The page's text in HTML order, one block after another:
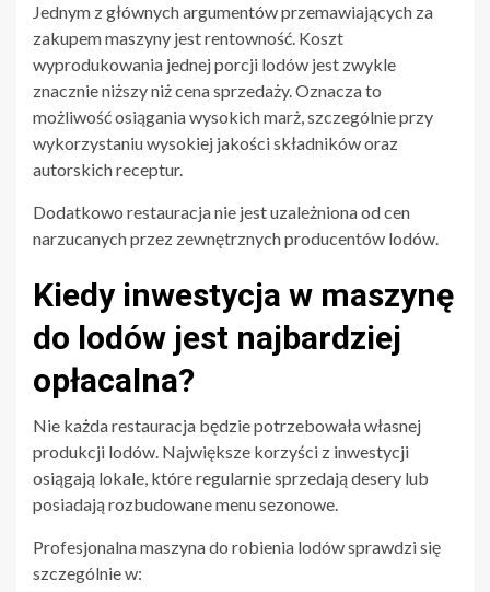
Jednym z głównych argumentów przemawiających za
zakupem maszyny jest rentowność. Koszt
wyprodukowania jednej porcji lodów jest zwykle
znacznie niższy niż cena sprzedaży. Oznacza to
możliwość osiągania wysokich marż, szczególnie przy
wykorzystaniu wysokiej jakości składników oraz
autorskich receptur.
Dodatkowo restauracja nie jest uzależniona od cen
narzucanych przez zewnętrznych producentów lodów.
Kiedy inwestycja w maszynę
do lodów jest najbardziej
opłacalna?
Nie każda restauracja będzie potrzebowała własnej
produkcji lodów. Największe korzyści z inwestycji
osiągają lokale, które regularnie sprzedają desery lub
posiadają rozbudowane menu sezonowe.
Profesjonalna maszyna do robienia lodów sprawdzi się
szczególnie w: